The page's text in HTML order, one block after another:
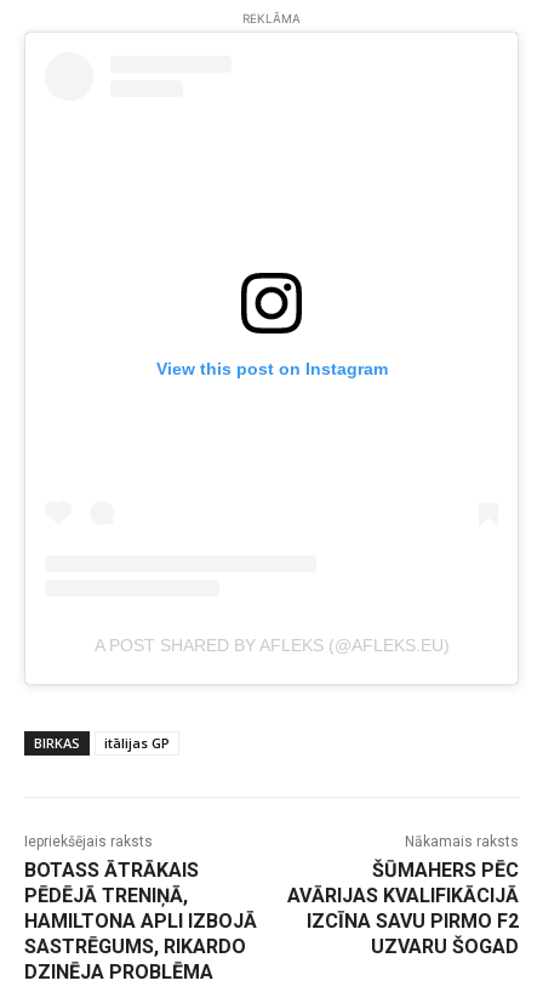
REKLĀMA
View this post on Instagram
A POST SHARED BY AFLEKS (@AFLEKS.EU)
BIRKAS itālijas GP
Iepriekšējais raksts
BOTASS ĀTRĀKAIS
PĒDĒJĀ TRENIŅĀ,
HAMILTONA APLI IZBOJĀ
SASTRĒGUMS, RIKARDO
DZINĒJA PROBLĒMA
Nākamais raksts
ŠŪMAHERS PĒC
AVĀRIJAS KVALIFIKĀCIJĀ
IZCĪNA SAVU PIRMO F2
UZVARU ŠOGAD